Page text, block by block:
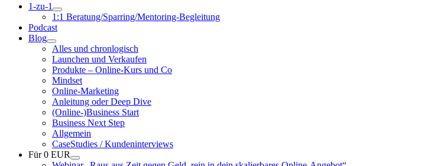
1-zu-1
1:1 Beratung/Sparring/Mentoring-Begleitung
Podcast
Blog
Alles und chronlogisch
Launchen und Verkaufen
Produkte – Online-Kurs und Co
Mindset
Online-Marketing
Anleitung oder Deep Dive
(Online-)Business Start
Business Next Step
Allgemein
CaseStudies / Kundeninterviews
Für 0 EUR